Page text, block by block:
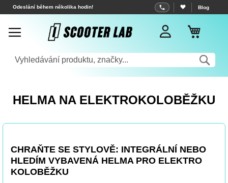
Přejít
obsah
Odeslání během několika hodin! Blog
HELMA NA ELEKTROKOLOBĚŽKU
CHRAŇTE SE STYLOVĚ: INTEGRÁLNÍ NEBO
HLEDÍM VYBAVENÁ HELMA PRO ELEKTRO
KOLOBĚŽKU